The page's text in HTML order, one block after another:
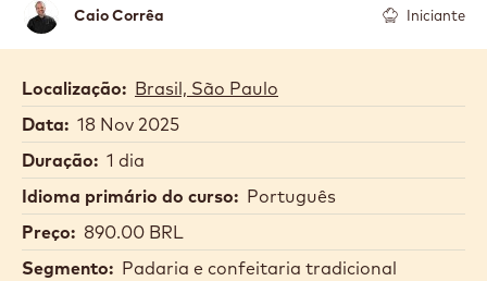
Caio
Corrêa
Caio Corrêa Iniciante
Localização: Brasil, São Paulo
Data: 18 Nov 2025
Duração: 1 dia
Idioma primário do curso: Português
Preço: 890.00 BRL
Segmento: Padaria e confeitaria tradicional